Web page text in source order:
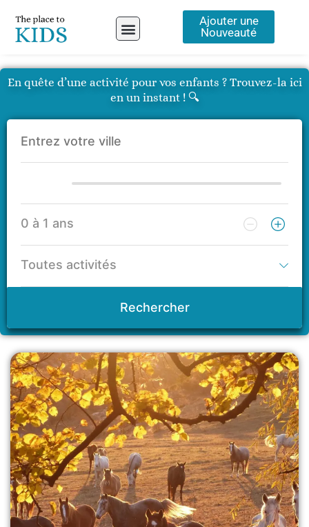
contenu
Ajouter une
Nouveauté
En quête d’une activité pour vos enfants ? Trouvez-la ici
en un instant ! 🔍
Rechercher